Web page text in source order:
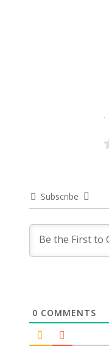
Subscribe
0 COMMENTS